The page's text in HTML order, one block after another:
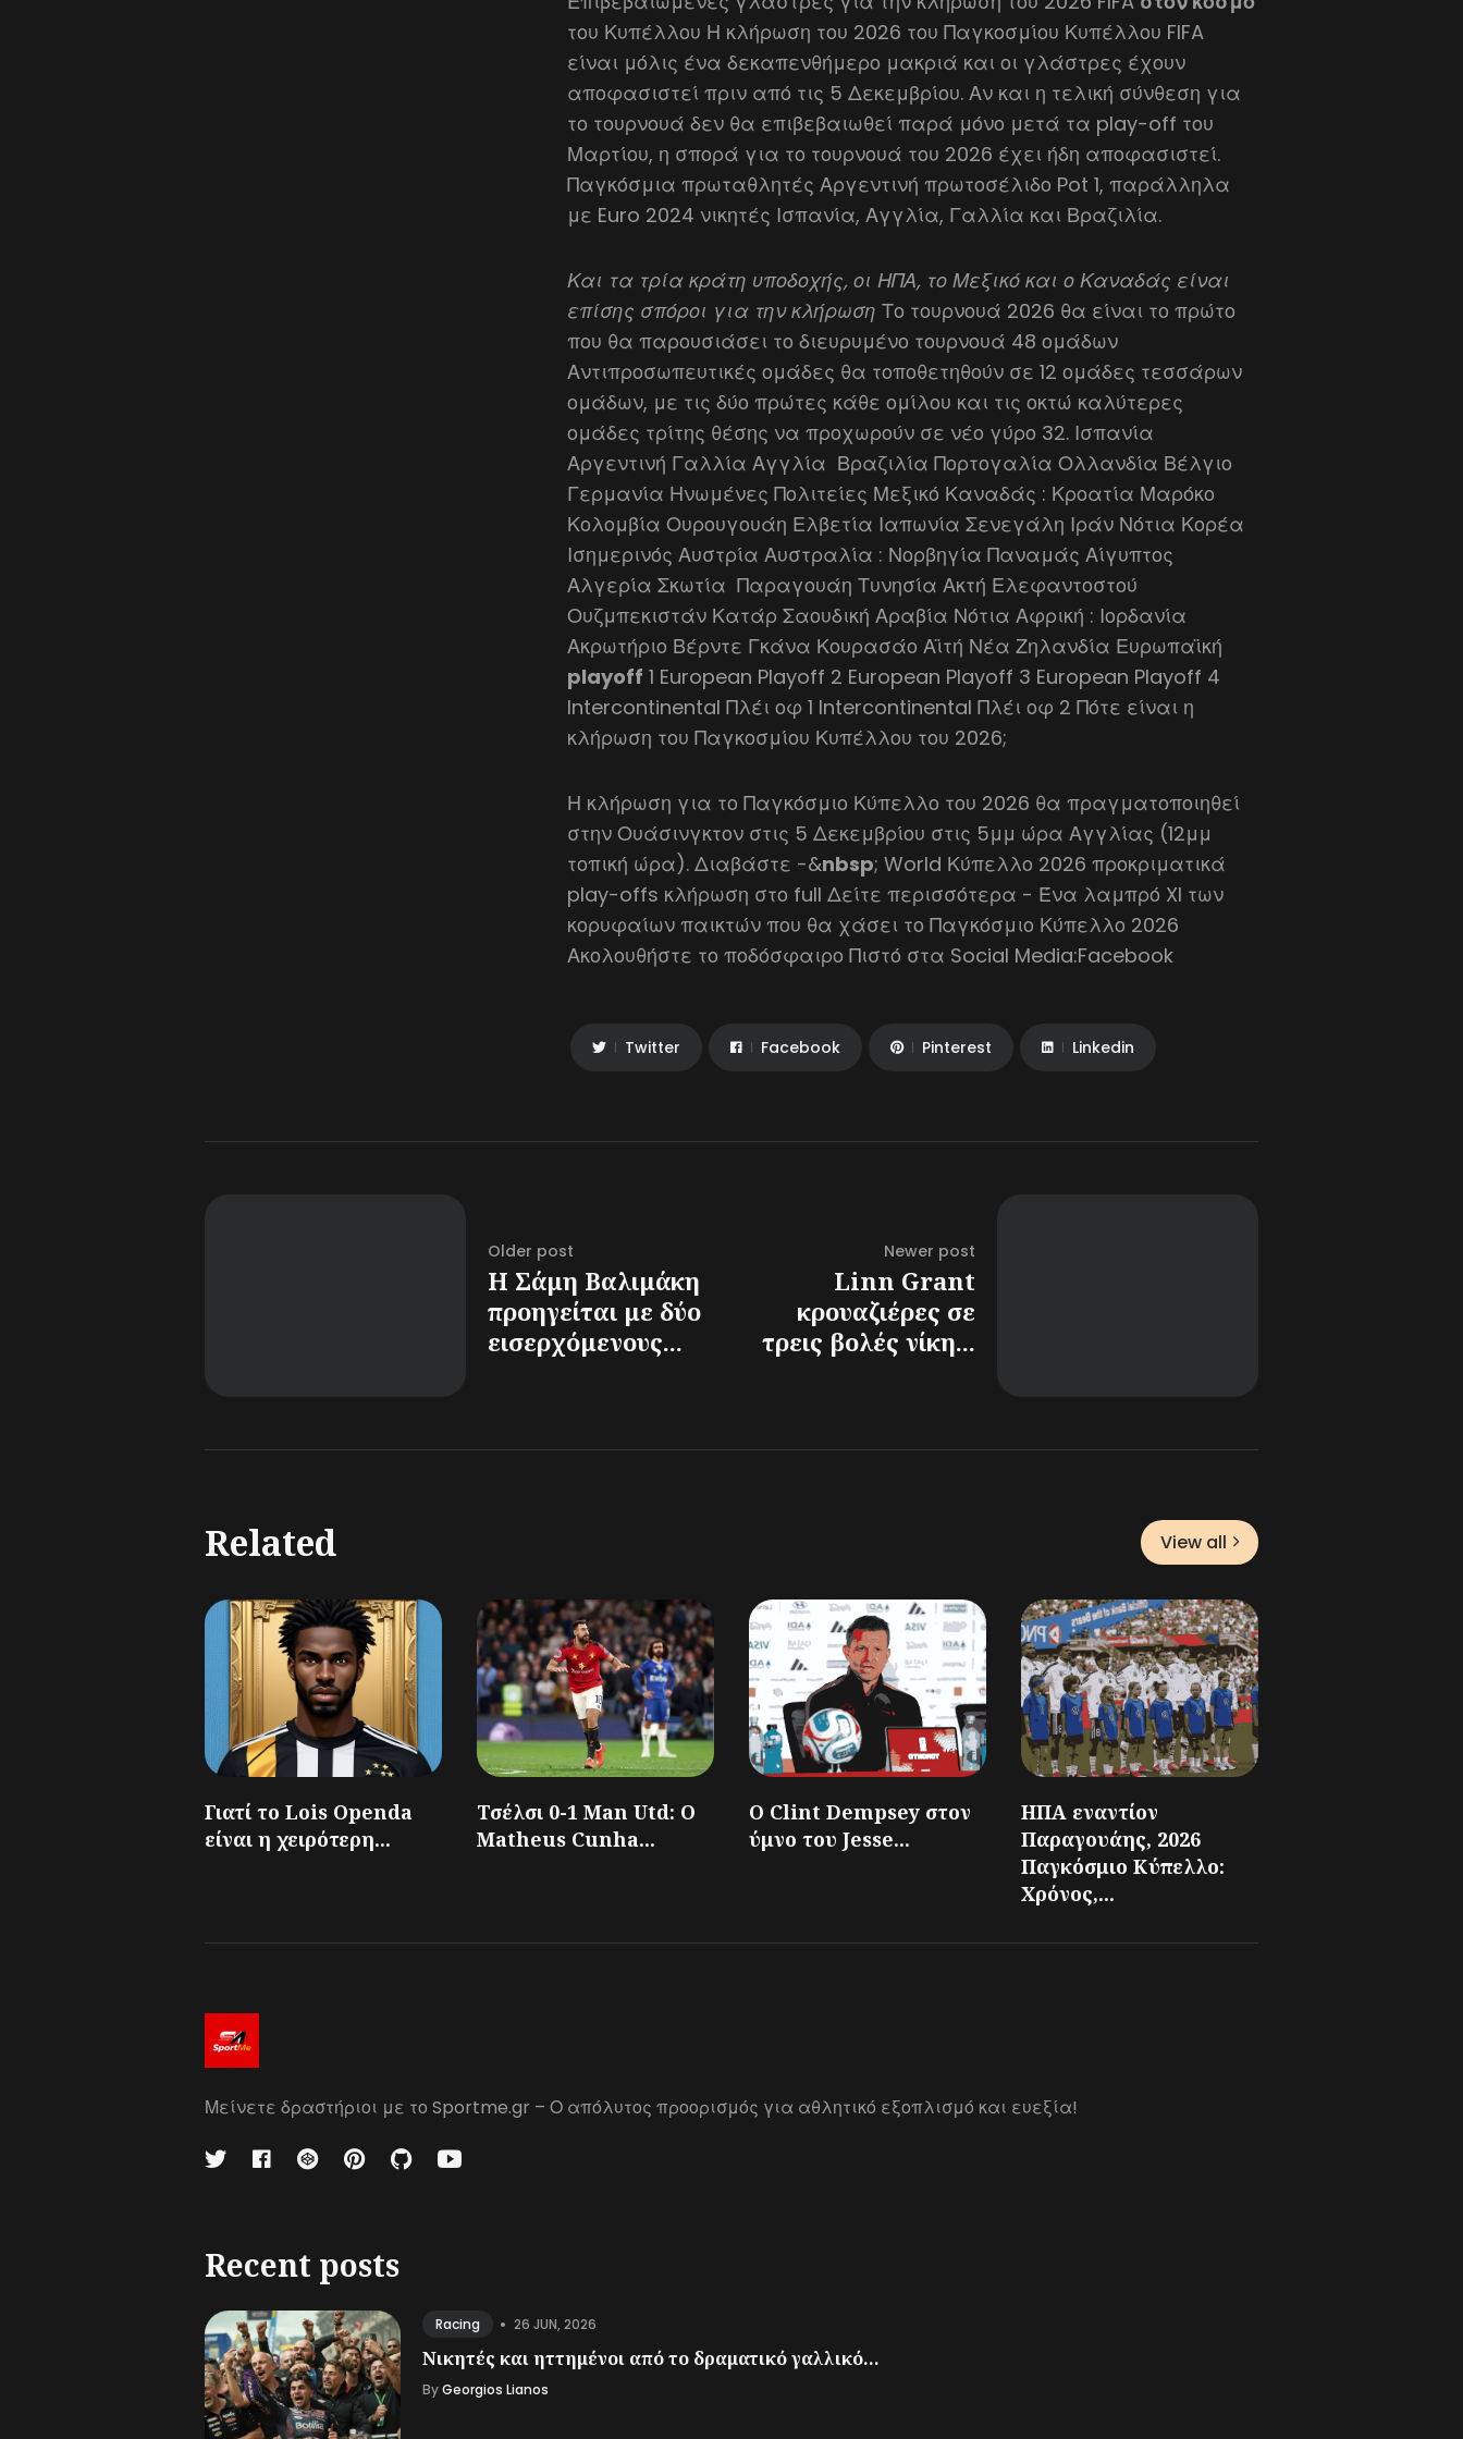
του Κυπέλλου Η κλήρωση του 2026 του Παγκοσμίου Κυπέλλου FIFA
είναι μόλις ένα δεκαπενθήμερο μακριά και οι γλάστρες έχουν
αποφασιστεί πριν από τις 5 Δεκεμβρίου. Αν και η τελική σύνθεση για
το τουρνουά δεν θα επιβεβαιωθεί παρά μόνο μετά τα play-off του
Μαρτίου, η σπορά για το τουρνουά του 2026 έχει ήδη αποφασιστεί.
Παγκόσμια πρωταθλητές Αργεντινή πρωτοσέλιδο Pot 1, παράλληλα
με Euro 2024 νικητές Ισπανία, Αγγλία, Γαλλία και Βραζιλία.
Και τα τρία κράτη υποδοχής, οι ΗΠΑ, το Μεξικό και ο Καναδάς είναι
επίσης σπόροι για την κλήρωσηΤο τουρνουά 2026 θα είναι το πρώτο
που θα παρουσιάσει το διευρυμένο τουρνουά 48 ομάδων
Αντιπροσωπευτικές ομάδες θα τοποθετηθούν σε 12 ομάδες τεσσάρων
ομάδων, με τις δύο πρώτες κάθε ομίλου και τις οκτώ καλύτερες
ομάδες τρίτης θέσης να προχωρούν σε νέο γύρο 32. Ισπανία
Αργεντινή Γαλλία Αγγλία 󠁧󠁢󠁥󠁮󠁧󠁿 Βραζιλία Πορτογαλία Ολλανδία Βέλγιο
Γερμανία Ηνωμένες Πολιτείες Μεξικό Καναδάς : Κροατία Μαρόκο
Κολομβία Ουρουγουάη Ελβετία Ιαπωνία Σενεγάλη Ιράν Νότια Κορέα
Ισημερινός Αυστρία Αυστραλία : Νορβηγία Παναμάς Αίγυπτος
Αλγερία Σκωτία 󠁧󠁢󠁳󠁣󠁴󠁿 Παραγουάη Τυνησία Ακτή Ελεφαντοστού
Ουζμπεκιστάν Κατάρ Σαουδική Αραβία Νότια Αφρική : Ιορδανία
Ακρωτήριο Βέρντε Γκάνα Κουρασάο Αϊτή Νέα Ζηλανδία Ευρωπαϊκή
playoff 1 European Playoff 2 European Playoff 3 European Playoff 4
Intercontinental Πλέι οφ 1 Intercontinental Πλέι οφ 2 Πότε είναι η
κλήρωση του Παγκοσμίου Κυπέλλου του 2026;
Η κλήρωση για το Παγκόσμιο Κύπελλο του 2026 θα πραγματοποιηθεί
στην Ουάσινγκτον στις 5 Δεκεμβρίου στις 5μμ ώρα Αγγλίας (12μμ
τοπική ώρα). Διαβάστε -&nbsp; World Κύπελλο 2026 προκριματικά
play-offs κλήρωση στο full Δείτε περισσότερα - Ένα λαμπρό XI των
κορυφαίων παικτών που θα χάσει το Παγκόσμιο Κύπελλο 2026
Ακολουθήστε το ποδόσφαιρο Πιστό στα Social Media:Facebook
Twitter Facebook Pinterest Linkedin
Older post
Η Σάμη Βαλιμάκη
προηγείται με δύο
εισερχόμενους...
Newer post
Linn Grant
κρουαζιέρες σε
τρεις βολές νίκη...
Related View all
Γιατί το Lois Openda
είναι η χειρότερη...
Τσέλσι 0-1 Man Utd: Ο
Matheus Cunha...
Ο Clint Dempsey στον
ύμνο του Jesse...
ΗΠΑ εναντίον
Παραγουάης, 2026
Παγκόσμιο Κύπελλο:
Χρόνος,...
Μείνετε δραστήριοι με το Sportme.gr – Ο απόλυτος προορισμός για αθλητικό εξοπλισμό και ευεξία!
Recent posts
Racing • 26 JUN, 2026
Νικητές και ηττημένοι από το δραματικό γαλλικό...
ByGeorgios Lianos